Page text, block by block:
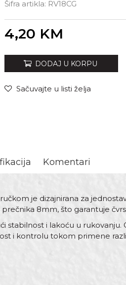
Šifra artikla: RV18CG
4,20 KM
DODAJ U KORPU
Sačuvajte u listi želja
Komentari
je dizajnirana za
8mm, što garantuje
stabilnost i lakoću u rukovanju.
i kontrolu tokom primene